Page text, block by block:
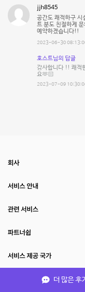
jjh8545
공간도 쾌적하구
트 분도 친절하게
예약하겠습니다!!
2023-06-30
호스트님의 답글
감사합니다 !! 쾌적
요🫶🏻
2023-07-09
더 많은 후
회사
서비스 안내
관련 서비스
파트너쉽
서비스 제공 국가